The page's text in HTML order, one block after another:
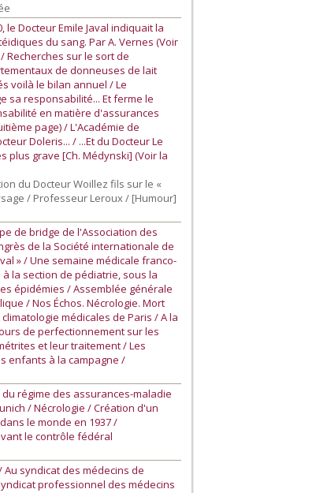
Docteur Emile Javal indiquait la
du sang. Par A. Vernes (Voir
Recherches sur le sort de
de donneuses de lait
voilà le bilan annuel / Le
sa responsabilité... Et ferme le
en matière d'assurances
page) / L'Académie de
Doleris... / ...Et du Docteur Le
grave [Ch. Médynski] (Voir la
du Docteur Woillez fils sur le «
/ Professeur Leroux / [Humour]
de bridge de l'Association des
de la Société internationale de
» / Une semaine médicale franco-
la section de pédiatrie, sous la
épidémies / Assemblée générale
/ Nos Échos. Nécrologie. Mort
médicales de Paris / A la
de perfectionnement sur les
et leur traitement / Les
enfants à la campagne /
régime des assurances-maladie
/ Nécrologie / Création d'un
le monde en 1937 /
le contrôle fédéral
syndicat des médecins de
professionnel des médecins